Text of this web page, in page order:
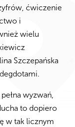
ćwiczenie
i
wielu
Szczepańska
wyzwań,
to dopiero
w tak licznym